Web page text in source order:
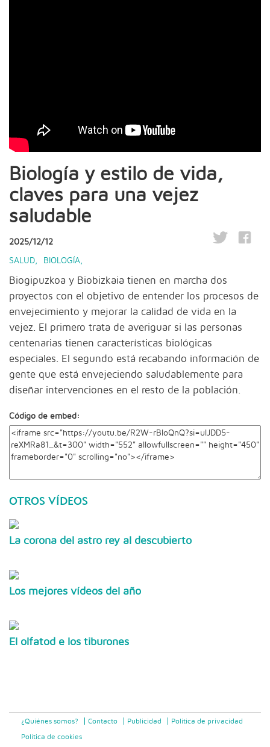
Biología y estilo de vida,
claves para una vejez
saludable
2025/12/12
SALUD BIOLOGÍA
Biogipuzkoa y Biobizkaia tienen en marcha dos
proyectos con el objetivo de entender los procesos de
envejecimiento y mejorar la calidad de vida en la
vejez. El primero trata de averiguar si las personas
centenarias tienen características biológicas
especiales. El segundo está recabando información de
gente que está envejeciendo saludablemente para
diseñar intervenciones en el resto de la población.
Código de embed:
OTROS VÍDEOS
La corona del astro rey al descubierto
Los mejores vídeos del año
El olfatod e los tiburones
¿Quiénes somos? Contacto Publicidad Politica de privacidad
Política de cookies